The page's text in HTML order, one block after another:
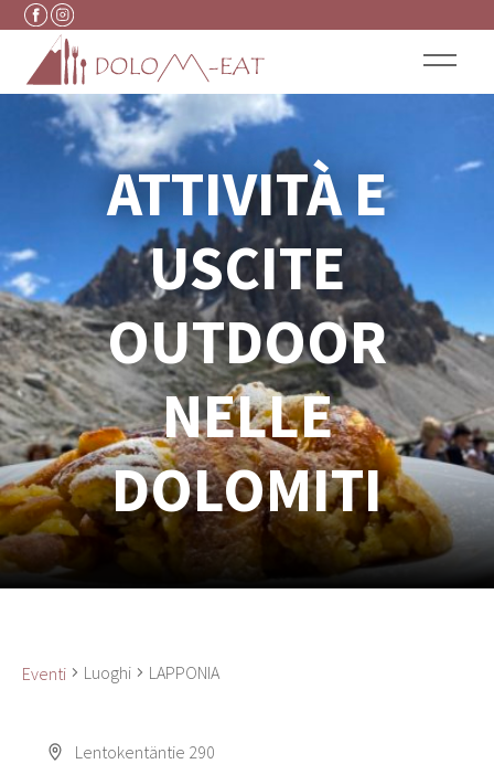
Vai al contenuto
ATTIVITÀ E
USCITE
OUTDOOR
NELLE
DOLOMITI
Eventi Luoghi LAPPONIA
Lentokentäntie 290